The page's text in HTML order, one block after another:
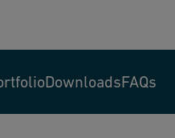
DownloadsFAQs